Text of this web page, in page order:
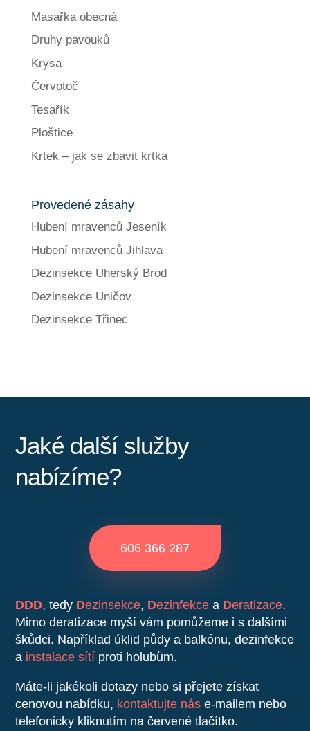
Masařka obecná
Druhy pavouků
Krysa
Červotoč
Tesařík
Ploštice
Krtek – jak se zbavit krtka
Provedené zásahy
Hubení mravenců Jeseník
Hubení mravenců Jihlava
Dezinsekce Uherský Brod
Dezinsekce Uničov
Dezinsekce Třinec
Jaké další služby
nabízíme?
606 366 287
DDD, tedy Dezinsekce, Dezinfekce a Deratizace.
Mimo deratizace myší vám pomůžeme i s dalšími
škůdci. Například úklid půdy a balkónu, dezinfekce
a instalace sítí proti holubům.
Máte-li jakékoli dotazy nebo si přejete získat
cenovou nabídku, kontaktujte nás e-mailem nebo
telefonicky kliknutím na červené tlačítko.